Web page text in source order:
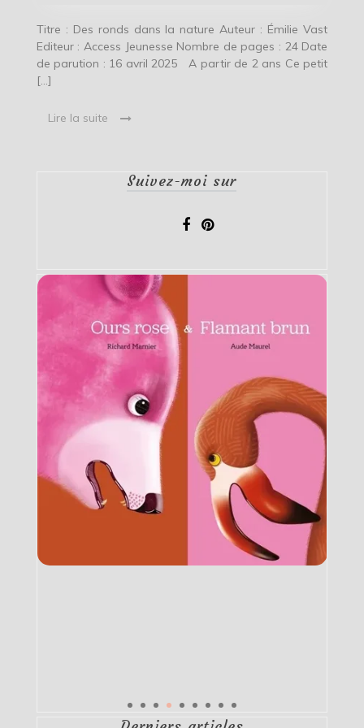
Titre : Des ronds dans la nature Auteur : Émilie Vast
Editeur : Access Jeunesse Nombre de pages : 24 Date
de parution : 16 avril 2025 A partir de 2 ans Ce petit
[…]
Lire la suite
Suivez-moi sur